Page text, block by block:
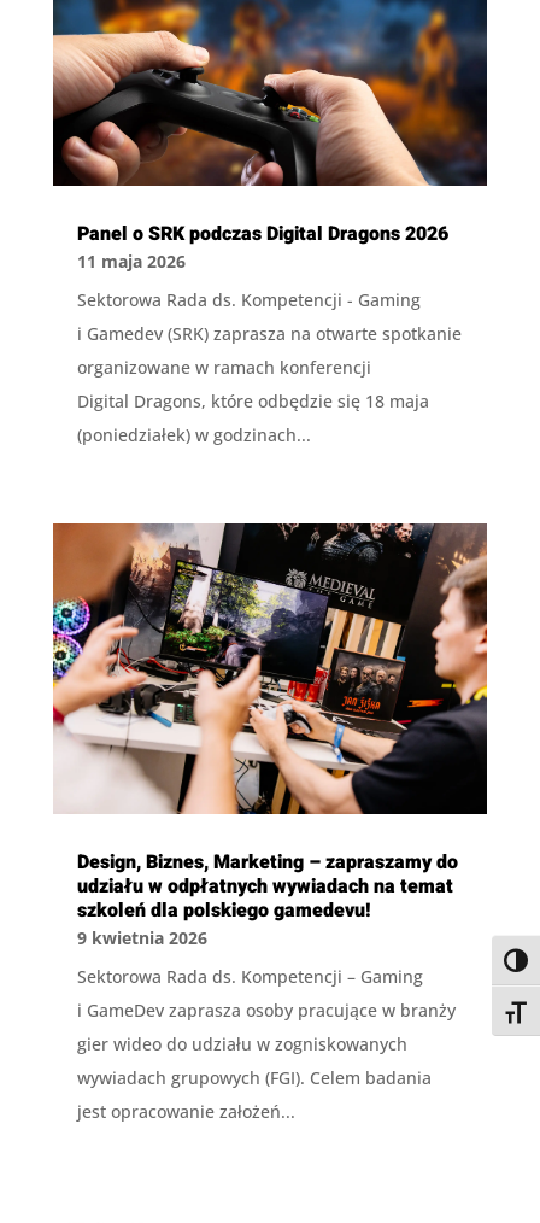
Panel o SRK podczas Digital Dragons 2026
11 maja 2026
Sektorowa Rada ds. Kompetencji - Gaming
i Gamedev (SRK) zaprasza na otwarte spotkanie
organizowane w ramach konferencji
Digital Dragons, które odbędzie się 18 maja
(poniedziałek) w godzinach...
Design, Biznes, Marketing – zapraszamy do
udziału w odpłatnych wywiadach na temat
szkoleń dla polskiego gamedevu!
9 kwietnia 2026
Sektorowa Rada ds. Kompetencji – Gaming
i GameDev zaprasza osoby pracujące w branży
gier wideo do udziału w zogniskowanych
wywiadach grupowych (FGI). Celem badania
jest opracowanie założeń...